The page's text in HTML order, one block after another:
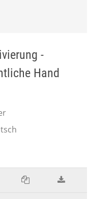
-
Hand